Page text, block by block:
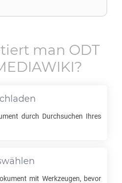
man ODT
?
durch Durchsuchen Ihres
mit Werkzeugen, bevor